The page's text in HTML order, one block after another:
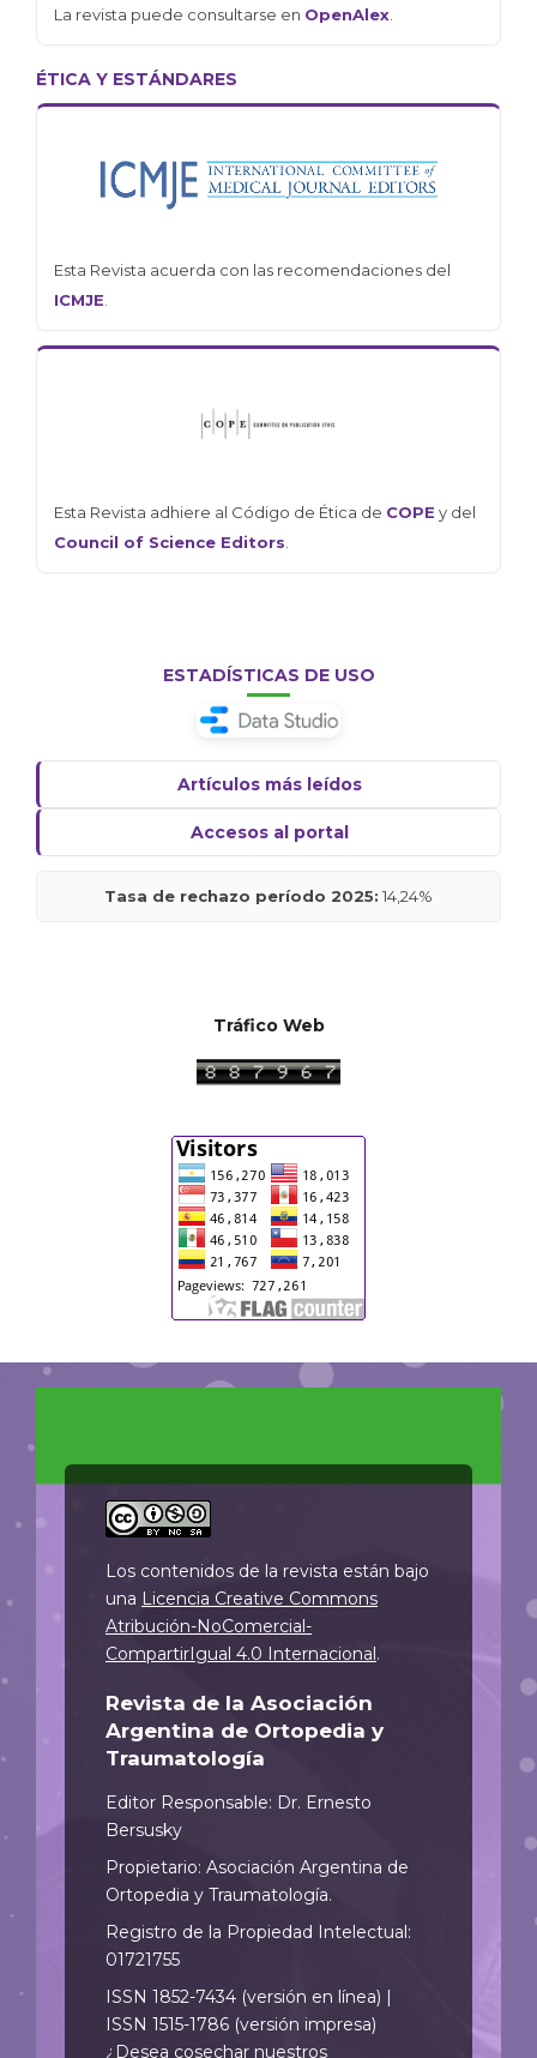
La revista puede consultarse en OpenAlex.
ÉTICA Y ESTÁNDARES
Esta Revista acuerda con las recomendaciones del
ICMJE.
Esta Revista adhiere al Código de Ética de COPE y del
Council of Science Editors.
ESTADÍSTICAS DE USO
Artículos más leídos
Accesos al portal
Tasa de rechazo período 2025: 14,24%
Tráfico Web
Los contenidos de la revista están bajo
una Licencia Creative Commons
Atribución-NoComercial-
CompartirIgual 4.0 Internacional.
Revista de la Asociación
Argentina de Ortopedia y
Traumatología
Editor Responsable: Dr. Ernesto
Bersusky
Propietario: Asociación Argentina de
Ortopedia y Traumatología.
Registro de la Propiedad Intelectual:
01721755
ISSN 1852-7434 (versión en línea) |
ISSN 1515-1786 (versión impresa)
¿Desea cosechar nuestros